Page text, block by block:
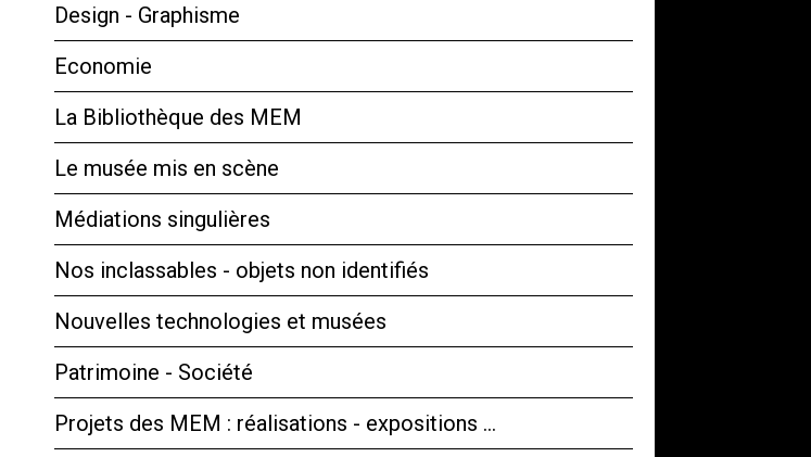
Design - Graphisme
Economie
La Bibliothèque des MEM
Le musée mis en scène
Médiations singulières
Nos inclassables - objets non identifiés
Nouvelles technologies et musées
Patrimoine - Société
Projets des MEM : réalisations - expositions …